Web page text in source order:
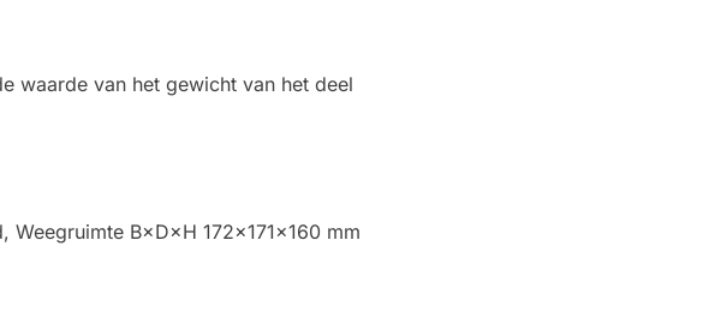
waarde van het gewicht van het deel
B×D×H 172×171×160 mm